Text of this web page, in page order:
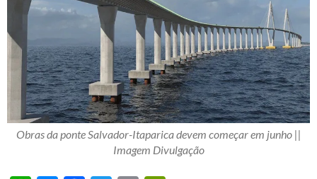
Obras da ponte Salvador-Itaparica devem começar em junho ||
Imagem Divulgação